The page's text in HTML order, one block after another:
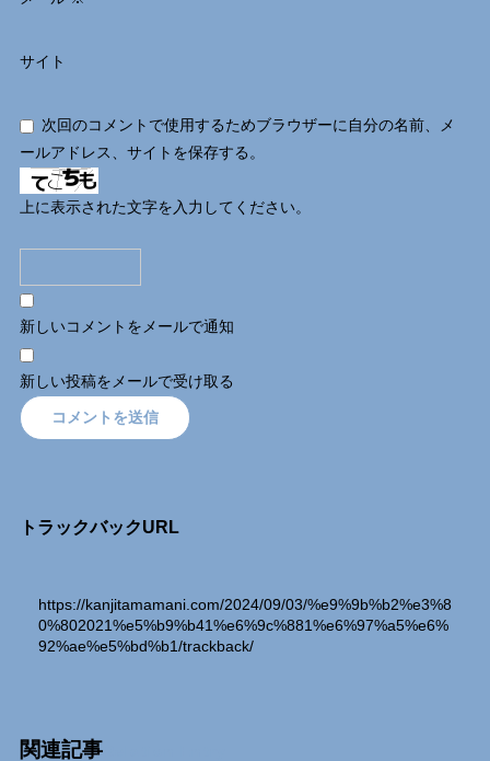
サイト
次回のコメントで使用するためブラウザーに自分の名前、メ
ールアドレス、サイトを保存する。
上に表示された文字を入力してください。
新しいコメントをメールで通知
新しい投稿をメールで受け取る
トラックバックURL
https://kanjitamamani.com/2024/09/03/%e9%9b%b2%e3%8
0%802021%e5%b9%b41%e6%9c%881%e6%97%a5%e6%
92%ae%e5%bd%b1/trackback/
関連記事Relation Entry